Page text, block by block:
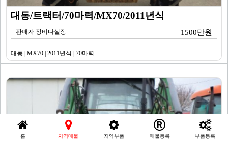
대동/트랙터/70마력/MX70/2011년식
판매자 장비다실장 1500만원
대동 | MX70 | 2011년식 | 70마력
홈 지역매물 지역부품 매물등록 부품등록